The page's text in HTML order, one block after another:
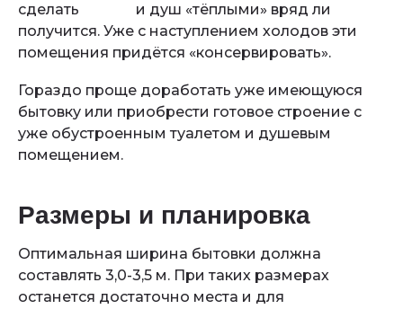
сделать
и душ «тёплыми» вряд ли
получится. Уже с наступлением холодов эти
помещения придётся «консервировать».
Гораздо проще доработать уже имеющуюся
бытовку или приобрести готовое строение с
уже обустроенным туалетом и душевым
помещением.
Размеры и планировка
Оптимальная ширина бытовки должна
составлять 3,0-3,5 м. При таких размерах
останется достаточно места и для